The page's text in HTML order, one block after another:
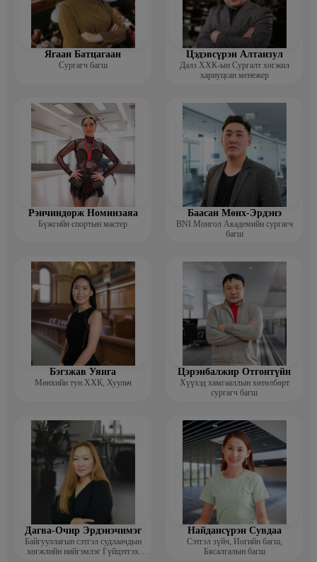
Ягаан Батцагаан
Сургагч багш
Цэдэвсүрэн Алтанзул
Далз ХХК-ын Сургалт хөгжил
хариуцсан менежер
Рэнчиндорж Номинзаяа
Бүжгийн спортын мастер
Баасан Мөнх-Эрдэнэ
BNI Монгол Академийн сургагч
багш
Бэгзжав Уянга
Мөнхийн тун ХХК, Хуульч
Цэрэнбалжир Отгонтүйн
Хүүхэд хамгааллын хөтөлбөрт
сургагч багш
Дагва-Очир Эрдэнэчимэг
Байгууллагын сэтгэл судлаачдын
хөгжлийн нийгэмлэг Гүйцэтгэх
Найдансүрэн Сувдаа
Сэтгэл зүйч, Иогийн багш,
Бясалгалын багш